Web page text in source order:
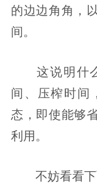
的边边角角，
间。
这说明什
间、压榨时间
态，即使能够
利用。
不妨看看